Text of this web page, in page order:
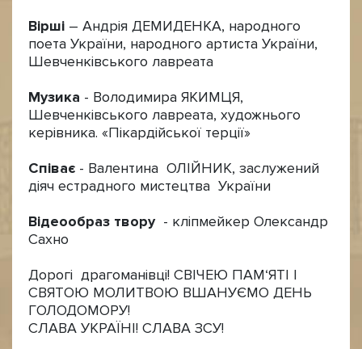
Вірші – Андрія ДЕМИДЕНКА, народного
поета України, народного артиста України,
Шевченківського лавреата
Музика - Володимира ЯКИМЦЯ,
Шевченківського лавреата, художнього
керівника. «Пікардійської терції»
Співає - Валентина ОЛІЙНИК, заслужений
діяч естрадного мистецтва України
Відеообраз твору - кліпмейкер Олександр
Сахно
Дорогі драгоманівці! СВІЧЕЮ ПАМ‘ЯТІ І
СВЯТОЮ МОЛИТВОЮ ВШАНУЄМО ДЕНЬ
ГОЛОДОМОРУ!
СЛАВА УКРАЇНІ! СЛАВА ЗСУ!